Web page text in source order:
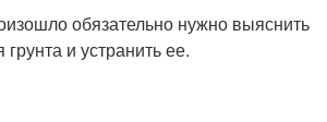
обязательно нужно выяснить
и устранить ее.